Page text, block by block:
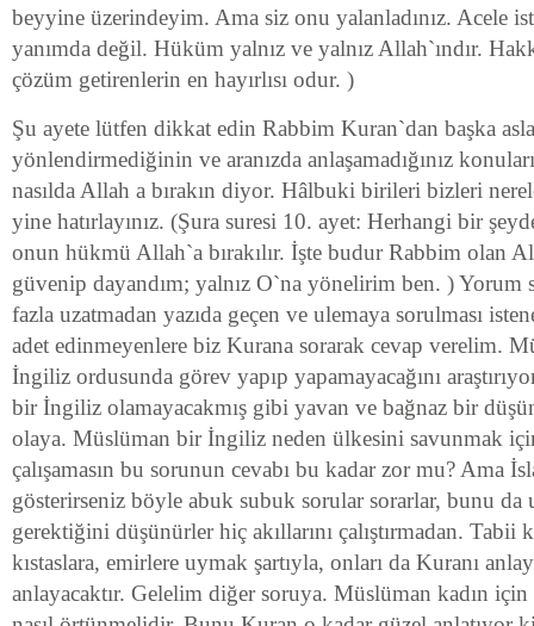
beyyine üzerindeyim. Ama siz onu yalanladınız. Acele
yanımda değil. Hüküm yalnız ve yalnız Allah`ındır.
çözüm getirenlerin en hayırlısı odur. )
Şu ayete lütfen dikkat edin Rabbim Kuran`dan başka
yönlendirmediğinin ve aranızda anlaşamadığınız
nasılda Allah a bırakın diyor. Hâlbuki birileri bizleri
yine hatırlayınız. (Şura suresi 10. ayet: Herhangi bir
onun hükmü Allah`a bırakılır. İşte budur Rabbim olan
güvenip dayandım; yalnız O`na yönelirim ben. )
fazla uzatmadan yazıda geçen ve ulemaya sorulması
adet edinmeyenlere biz Kurana sorarak cevap verelim.
İngiliz ordusunda görev yapıp yapamayacağını
bir İngiliz olamayacakmış gibi yavan ve bağnaz bir
olaya. Müslüman bir İngiliz neden ülkesini savunmak
çalışamasın bu sorunun cevabı bu kadar zor mu? Ama
gösterirseniz böyle abuk subuk sorular sorarlar, bunu da
gerektiğini düşünürler hiç akıllarını çalıştırmadan. Tabii
kıstaslara, emirlere uymak şartıyla, onları da Kuranı
anlayacaktır. Gelelim diğer soruya. Müslüman kadın için